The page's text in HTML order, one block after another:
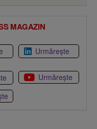
MAGAZIN
Urmărește
Urmărește